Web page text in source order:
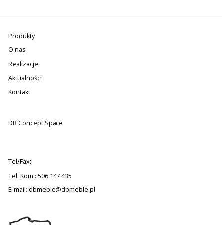
Produkty
O nas
Realizacje
Aktualności
Kontakt
DB Concept Space
Tel/Fax:
Tel. Kom.: 506 147 435
E-mail: dbmeble@dbmeble.pl